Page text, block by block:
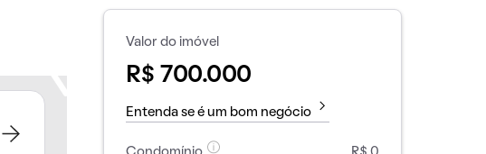
Valor do imóvel
R$ 700.000
Entenda se é um bom negócio